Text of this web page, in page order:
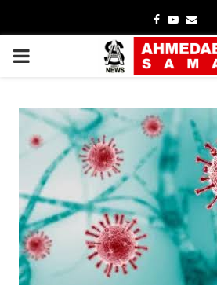
Facebook
YoutubeEmail
PRIMARY